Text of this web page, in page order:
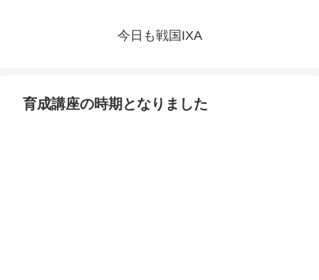
今日も戦国IXA
育成講座の時期となりました